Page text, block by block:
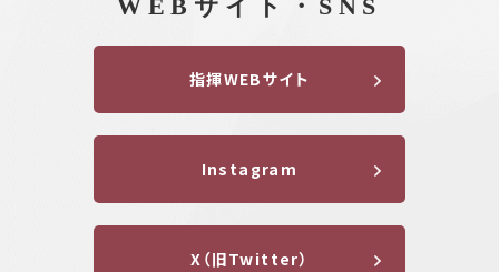
WEBサイト・SNS
指揮WEBサイト
Instagram
X（旧Twitter）